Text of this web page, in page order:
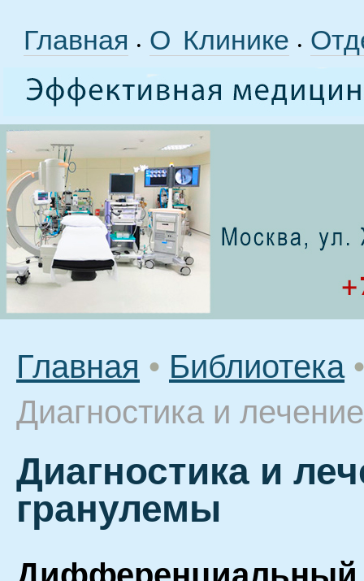
Главная • О Клинике •
Главная • Библиотека •
Диагностика и
Диагностика и
гранулемы